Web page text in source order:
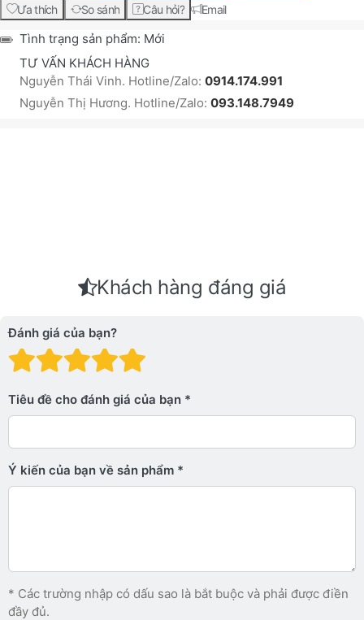
Ưa thích So sánh Câu hỏi? Email
Tình trạng sản phẩm: Mới
TƯ VẤN KHÁCH HÀNG
Nguyễn Thái Vinh. Hotline/Zalo: 0914.174.991
Nguyễn Thị Hương. Hotline/Zalo: 093.148.7949
Khách hàng đáng giá
Đánh giá của bạn?
Đánh giá: 4 trên 5
Đánh giá: 3 trên 5 sao.
Đánh giá: 2 trên 5 sao.
Đánh giá: 1 trên 5 sao. Xấu
Tiêu đề cho đánh giá của bạn
Ý kiến ​​của bạn về sản phẩm
* Các trường nhập có dấu sao là bắt buộc và phải được điền
đầy đủ.